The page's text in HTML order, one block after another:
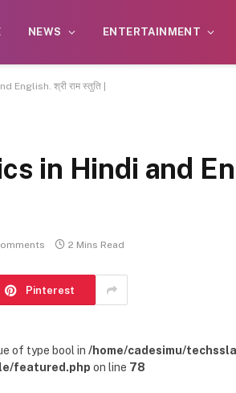
NEWS ENTERTAINMENT
श्री राम स्तुति |
in Hindi and
2 Mins Read
Pinterest
of type bool in /home/cadesimu/
featured.php on line 78